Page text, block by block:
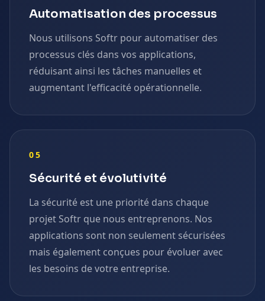
Automatisation des processus
Nous utilisons Softr pour automatiser des
processus clés dans vos applications,
réduisant ainsi les tâches manuelles et
augmentant l'efficacité opérationnelle.
05
Sécurité et évolutivité
La sécurité est une priorité dans chaque
projet Softr que nous entreprenons. Nos
applications sont non seulement sécurisées
mais également conçues pour évoluer avec
les besoins de votre entreprise.